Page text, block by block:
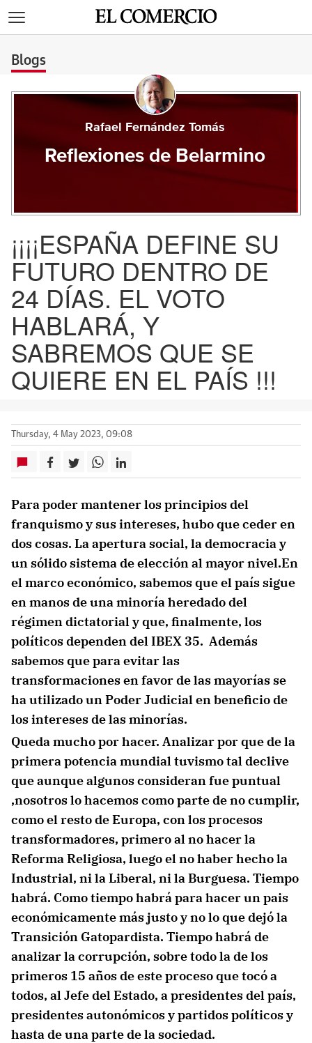
Blogs
Rafael Fernández Tomás
Reflexiones de Belarmino
¡¡¡¡ESPAÑA DEFINE SU
FUTURO DENTRO DE
24 DÍAS. EL VOTO
HABLARÁ, Y
SABREMOS QUE SE
QUIERE EN EL PAÍS !!!
Thursday, 4 May 2023, 09:08
Para poder mantener los principios del
franquismo y sus intereses, hubo que ceder en
dos cosas. La apertura social, la democracia y
un sólido sistema de elección al mayor nivel.En
el marco económico, sabemos que el país sigue
en manos de una minoría heredado del
régimen dictatorial y que, finalmente, los
políticos dependen del IBEX 35. Además
sabemos que para evitar las
transformaciones en favor de las mayorías se
ha utilizado un Poder Judicial en beneficio de
los intereses de las minorías.
Queda mucho por hacer. Analizar por que de la
primera potencia mundial tuvismo tal declive
que aunque algunos consideran fue puntual
,nosotros lo hacemos como parte de no cumplir,
como el resto de Europa, con los procesos
transformadores, primero al no hacer la
Reforma Religiosa, luego el no haber hecho la
Industrial, ni la Liberal, ni la Burguesa. Tiempo
habrá. Como tiempo habrá para hacer un pais
económicamente más justo y no lo que dejó la
Transición Gatopardista. Tiempo habrá de
analizar la corrupción, sobre todo la de los
primeros 15 años de este proceso que tocó a
todos, al Jefe del Estado, a presidentes del país,
presidentes autonómicos y partidos políticos y
hasta de una parte de la sociedad.